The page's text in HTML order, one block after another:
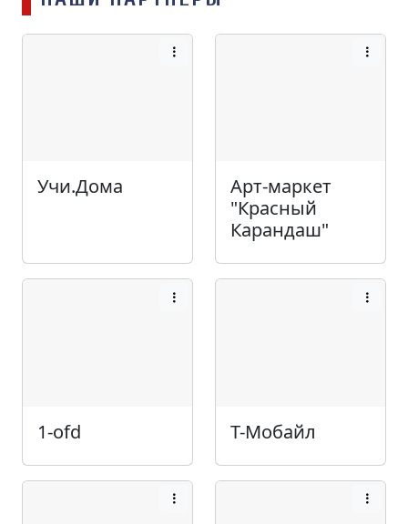
Учи.Дома
Арт-маркет
"Красный
Карандаш"
1-ofd Т-Мобайл